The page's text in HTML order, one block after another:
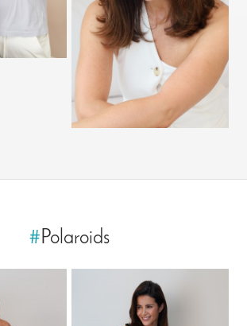
# Polaroids